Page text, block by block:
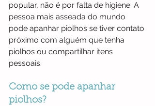
popular, não é por falta de higiene. A
pessoa mais asseada do mundo
pode apanhar piolhos se tiver contato
próximo com alguém que tenha
piolhos ou compartilhar itens
pessoais.
Como se pode apanhar
piolhos?